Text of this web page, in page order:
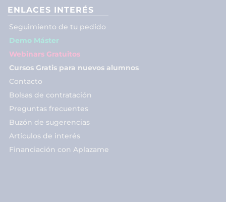
ENLACES INTERÉS
Seguimiento de tu pedido
Demo Máster
Webinars Gratuitos
Cursos Gratis para nuevos alumnos
Contacto
Bolsas de contratación
Preguntas frecuentes
Buzón de sugerencias
Artículos de interés
Financiación con Aplazame